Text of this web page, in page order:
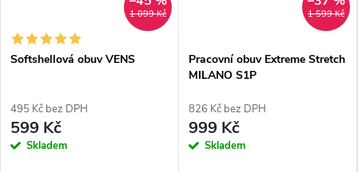
1 099 Kč
Softshellová obuv VENS
495 Kč bez DPH
599 Kč
Skladem
1 599 Kč
Pracovní obuv Extreme Stretch
MILANO S1P
826 Kč bez DPH
999 Kč
Skladem